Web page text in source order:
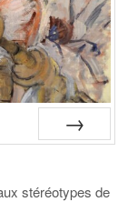
stéréotypes de